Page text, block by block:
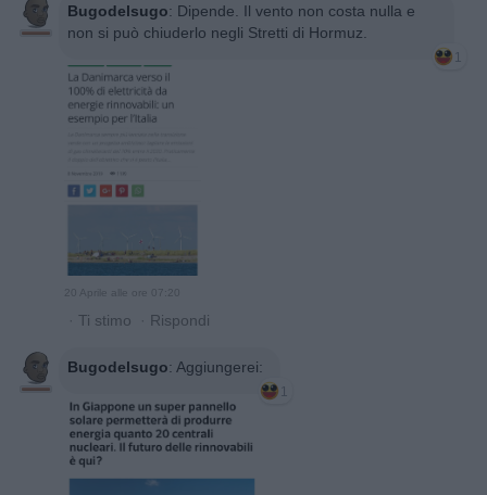
Bugodelsugo: Dipende. Il vento non costa nulla e
non si può chiuderlo negli Stretti di Hormuz.
1
20 Aprile alle ore 07:20
· Ti stimo · Rispondi
Bugodelsugo: Aggiungerei:
1